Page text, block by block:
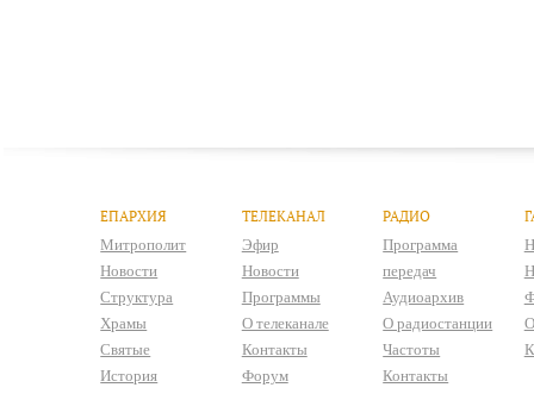
ЕПАРХИЯ
Митрополит
Новости
Структура
Храмы
Святые
История
ТЕЛЕКАНАЛ
Эфир
Новости
Программы
О телеканале
Контакты
Форум
РАДИО
Программа
передач
Аудиоархив
О радиостанции
Частоты
Контакты